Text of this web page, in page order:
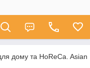
для дому та HoReCa.